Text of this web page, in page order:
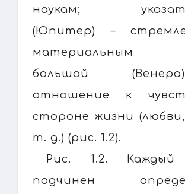
наукам;
(Юпитер) –
материальным
большой
отношение к
стороне жизни
т. д.) (рис. 1.2).
Рис. 1.2. Каждый
подчинен